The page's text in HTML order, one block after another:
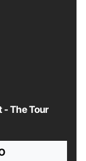
- The Tour